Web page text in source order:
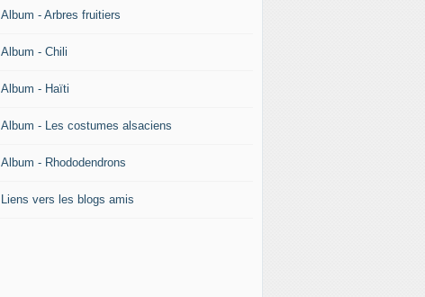
Album - Arbres fruitiers
Album - Chili
Album - Haïti
Album - Les costumes alsaciens
Album - Rhododendrons
Liens vers les blogs amis